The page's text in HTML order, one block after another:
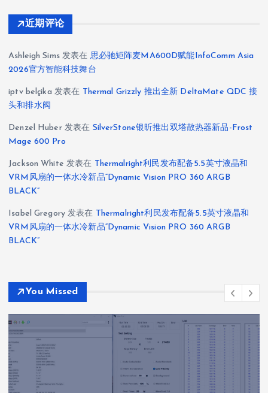
近期评论
Ashleigh Sims发表在 思必驰矩阵麦MA600D赋能InfoComm Asia
2026官方智能科技舞台
iptv belçika 发表在 Thermal Grizzly 推出全新 DeltaMate QDC 接
头和排水阀
Denzel Huber发表在 SilverStone银昕推出双塔散热器新品-Frost
Mage 600 Pro
Jackson White 发表在 Thermalright利民发布配备5.5英寸液晶和
VRM风扇的一体水冷新品“Dynamic Vision PRO 360 ARGB
BLACK”
Isabel Gregory 发表在 Thermalright利民发布配备5.5英寸液晶和
VRM风扇的一体水冷新品“Dynamic Vision PRO 360 ARGB
BLACK”
You Missed